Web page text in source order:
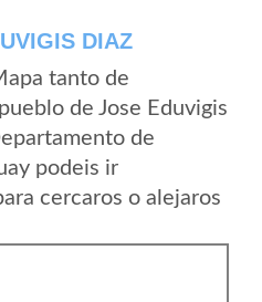
DIAZ
tanto de
de Jose Eduvigis
de
podeis ir
cercaros o alejaros